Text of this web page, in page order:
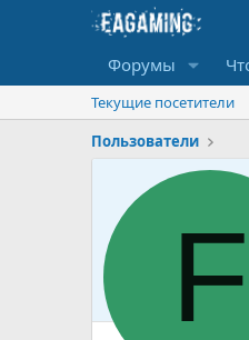
Форумы
Текущие посетители
Пользователи
F